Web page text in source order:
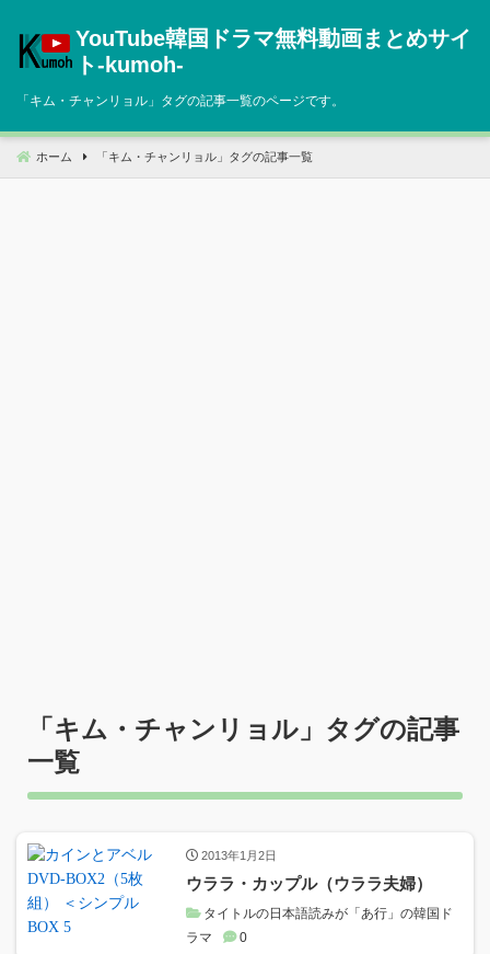
へ
動
YouTube韓国ドラマ無料動画まとめサイ
ト‐kumoh‐
「キム・チャンリョル 」タグの記事一覧のページです。
ホーム 「 キム・チャンリョル 」タグの記事一覧
「キム・チャンリョル 」タグの記事
一覧
2013年1月2日
ウララ・カップル（ウララ夫婦）
タイトルの日本語読みが「あ行」の韓国ド
ラマ
0